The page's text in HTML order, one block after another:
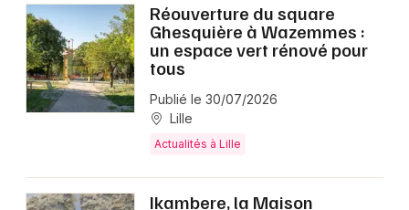
Réouverture du square
Ghesquière à Wazemmes :
un espace vert rénové pour
tous
Publié le 30/07/2026
Lille
Actualités à Lille
Ikambere, la Maison